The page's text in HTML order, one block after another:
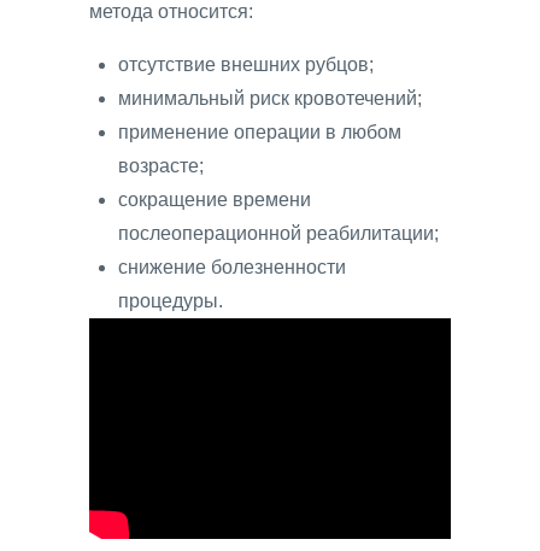
метода относится:
отсутствие внешних рубцов;
минимальный риск кровотечений;
применение операции в любом
возрасте;
сокращение времени
послеоперационной реабилитации;
снижение болезненности
процедуры.